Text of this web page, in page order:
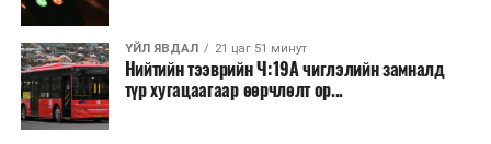
ҮЙЛ ЯВДАЛ 21 цаг 51 минут
Нийтийн тээврийн Ч:19А чиглэлийн замналд
түр хугацаагаар өөрчлөлт ор...